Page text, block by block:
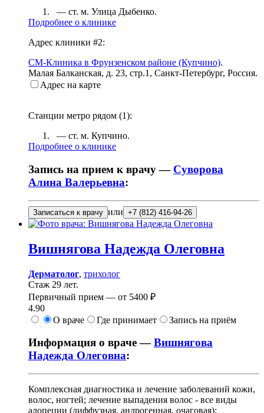
— ст. м. Улица Дыбенко.
Подробнее о клинике
Адрес клиники #2:
СМ-Клиника в Фрунзенском районе (Купчино).
Малая Балканская, д. 23, стр.1 , Санкт-Петербург, Россия.
Адрес на карте
Станции метро рядом (1):
— ст. м. Купчино.
Подробнее о клинике
Запись на прием к врачу — Суворова
Алина Валерьевна:
Записаться к врачу или +7 (812) 416-94-26
Вишнягова Надежда Олеговна
Дерматолог, трихолог
Стаж 29 лет.
Первичный прием — от 5400 ₽
4.90
О враче
Где принимает Запись на приём
Информация о враче —Вишнягова
Надежда Олеговна:
Комплексная диагностика и лечение заболеваний кожи,
волос, ногтей; лечение выпадения волос - все виды
алопеции (диффузная, андрогенная, очаговая);